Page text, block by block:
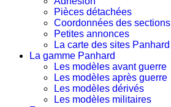
Pièces détachées
Coordonnées des sections
Petites annonces
La carte des sites Panhard
La gamme Panhard
Les modèles avant guerre
Les modèles après guerre
Les modèles dérivés
Les modèles militaires